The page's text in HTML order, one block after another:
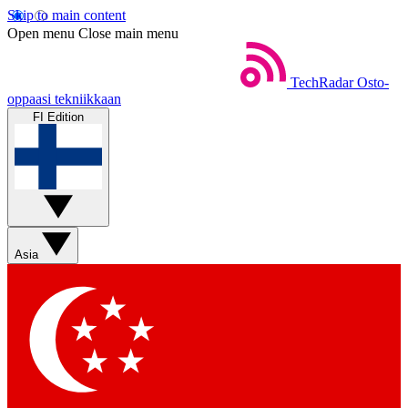
Skip to main content
Open menu Close main menu
TechRadar Osto-
oppaasi tekniikkaan
FI Edition
Asia